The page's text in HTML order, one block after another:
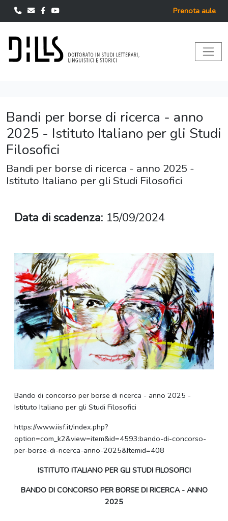
Prenota aule
Bandi per borse di ricerca - anno
2025 - Istituto Italiano per gli Studi
Filosofici
Bandi per borse di ricerca - anno 2025 -
Istituto Italiano per gli Studi Filosofici
Data di scadenza: 15/09/2024
Bando di concorso per borse di ricerca - anno 2025 -
Istituto Italiano per gli Studi Filosofici
https://www.iisf.it/index.php?
option=com_k2&view=item&id=4593:bando-di-concorso-
per-borse-di-ricerca-anno-2025&Itemid=408
ISTITUTO ITALIANO PER GLI STUDI FILOSOFICI
BANDO DI CONCORSO PER BORSE DI RICERCA - ANNO
2025